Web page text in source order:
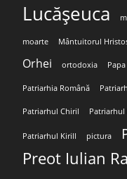
Lucășeuca
moarte Mântuitorul
Orhei ortodoxia
Patriarhia Română
Patriarhul Chiril Patriarhul
Patriarhul Kirill pictura
Preot Iulian